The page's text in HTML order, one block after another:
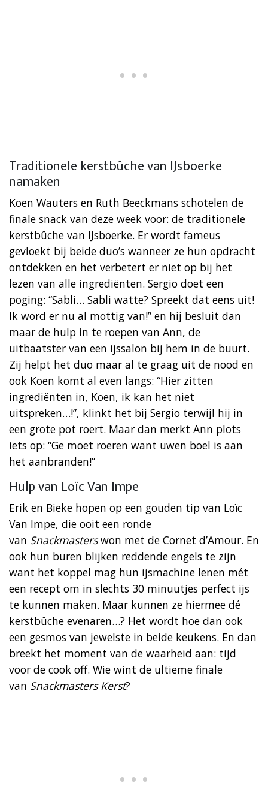
Traditionele kerstbûche van IJsboerke
namaken
Koen Wauters en Ruth Beeckmans schotelen de
finale snack van deze week voor: de traditionele
kerstbûche van IJsboerke. Er wordt fameus
gevloekt bij beide duo’s wanneer ze hun opdracht
ontdekken en het verbetert er niet op bij het
lezen van alle ingrediënten. Sergio doet een
poging: “Sabli… Sabli watte? Spreekt dat eens uit!
Ik word er nu al mottig van!” en hij besluit dan
maar de hulp in te roepen van Ann, de
uitbaatster van een ijssalon bij hem in de buurt.
Zij helpt het duo maar al te graag uit de nood en
ook Koen komt al even langs: “Hier zitten
ingrediënten in, Koen, ik kan het niet
uitspreken…!”, klinkt het bij Sergio terwijl hij in
een grote pot roert. Maar dan merkt Ann plots
iets op: “Ge moet roeren want uwen boel is aan
het aanbranden!”
Hulp van Loïc Van Impe
Erik en Bieke hopen op een gouden tip van Loïc
Van Impe, die ooit een ronde
van Snackmasterswon met de Cornet d’Amour. En
ook hun buren blijken reddende engels te zijn
want het koppel mag hun ijsmachine lenen mét
een recept om in slechts 30 minuutjes perfect ijs
te kunnen maken. Maar kunnen ze hiermee dé
kerstbûche evenaren…? Het wordt hoe dan ook
een gesmos van jewelste in beide keukens. En dan
breekt het moment van de waarheid aan: tijd
voor de cook off. Wie wint de ultieme finale
van Snackmasters Kerst?